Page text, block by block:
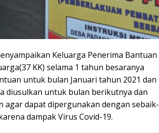
Keluarga Penerima Bantuan
KK) selama 1 tahun besaranya
untuk bulan Januari tahun 2021 dan
diusulkan untuk bulan berikutnya dan
agar dapat dipergunakan dengan sebaik-
dampak Virus Covid-19.